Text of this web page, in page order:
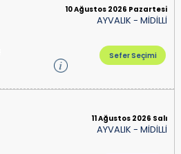
10 Ağustos 2026 Pazartesi
AYVALIK -MİDİLLİ
Sefer Seçimi
11 Ağustos 2026 Salı
AYVALIK -MİDİLLİ